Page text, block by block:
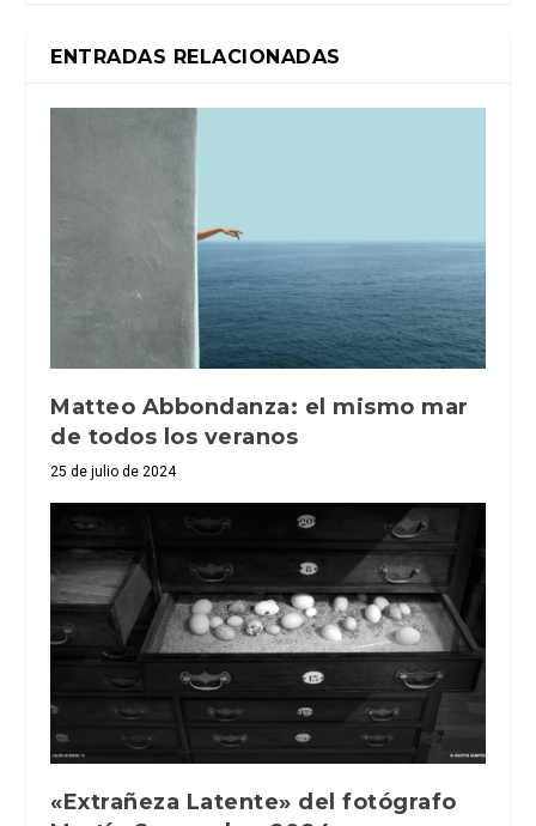
ENTRADAS RELACIONADAS
Matteo Abbondanza: el mismo mar
de todos los veranos
25 de julio de 2024
«Extrañeza Latente» del fotógrafo